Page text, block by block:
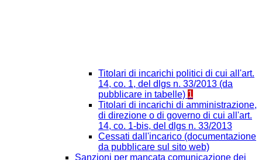
Titolari di incarichi politici di cui all'art.
14, co. 1, del dlgs n. 33/2013 (da
pubblicare in tabelle) 1
Titolari di incarichi di amministrazione,
di direzione o di governo di cui all'art.
14, co. 1-bis, del dlgs n. 33/2013
Cessati dall'incarico (documentazione
da pubblicare sul sito web)
Sanzioni per mancata comunicazione dei